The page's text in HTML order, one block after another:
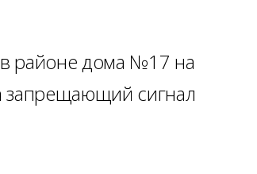
районе дома №17 на
запрещающий сигнал